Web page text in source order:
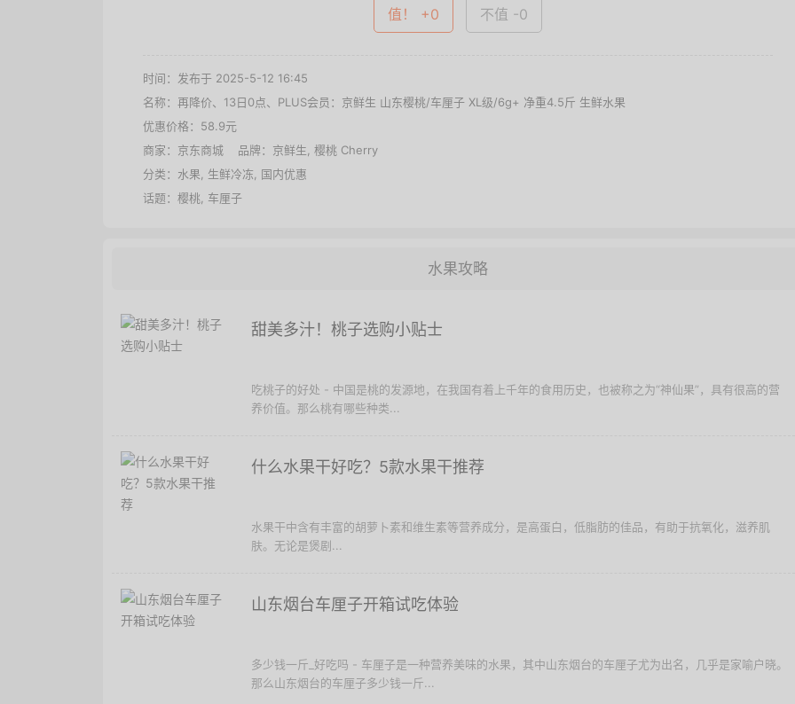
值！ +0 不值 -0
时间：发布于 2025-5-12 16:45
名称： 再降价、13日0点、PLUS会员：京鲜生 山东樱桃/车厘子 XL级/6g+ 净重4.5斤 生鲜水果
优惠价格： 58.9元
商家： 京东商城 品牌： 京鲜生 樱桃 Cherry
分类： 水果 生鲜冷冻
国内优惠
话题： 樱桃 车厘子
水果攻略
甜美多汁！桃子选购小贴士
吃桃子的好处 - 中国是桃的发源地，在我国有着上千年的食用历史，也被称之为“神仙果”，具有很高的营
养价值。那么桃有哪些种类...
什么水果干好吃？5款水果干推荐
水果干中含有丰富的胡萝卜素和维生素等营养成分，是高蛋白，低脂肪的佳品，有助于抗氧化，滋养肌
肤。无论是煲剧...
山东烟台车厘子开箱试吃体验
多少钱一斤_好吃吗 - 车厘子是一种营养美味的水果，其中山东烟台的车厘子尤为出名，几乎是家喻户晓。
那么山东烟台的车厘子多少钱一斤...